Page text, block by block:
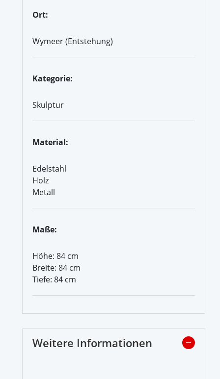
Ort:
Wymeer (Entstehung)
Kategorie:
Skulptur
Material:
Edelstahl
Holz
Metall
Maße:
Höhe: 84 cm
Breite: 84 cm
Tiefe: 84 cm
Weitere Informationen